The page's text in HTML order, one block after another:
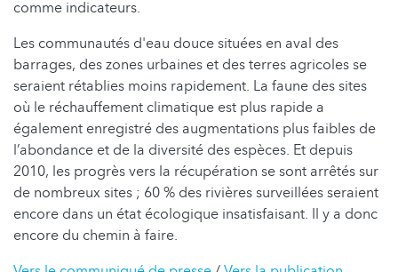
comme indicateurs.
Les communautés d'eau douce situées en aval des
barrages, des zones urbaines et des terres agricoles se
seraient rétablies moins rapidement. La faune des sites
où le réchauffement climatique est plus rapide a
également enregistré des augmentations plus faibles de
l’abondance et de la diversité des espèces. Et depuis
2010, les progrès vers la récupération se sont arrêtés sur
de nombreux sites ; 60 % des rivières surveillées seraient
encore dans un état écologique insatisfaisant. Il y a donc
encore du chemin à faire.